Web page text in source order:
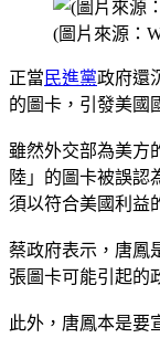
(圖片來源：
正當 民進黨政府還
的圖卡，引發美國
雖然外交部為美方
陸」的圖卡被誤認
須以符合美國利益
蔡政府表示，唐鳳
張圖卡可能引起的
此外，唐鳳本是要